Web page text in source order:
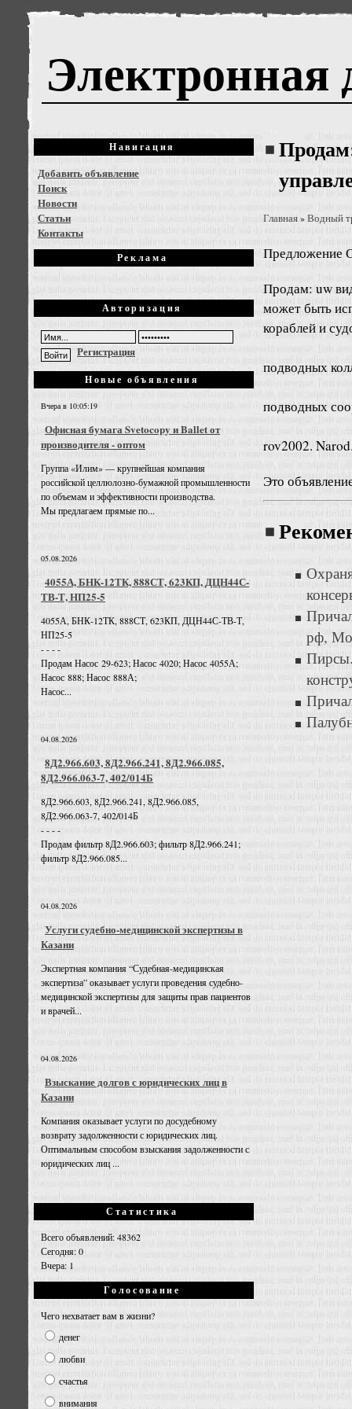
Электронная
Навигация
Добавить объявление
Поиск
Новости
Статьи
Контакты
Реклама
Авторизация
Регистрация
Новые объявления
Вчера в 10:05:19
Офисная бумага Svetocopy и Ballet от
производителя - оптом
Группа «Илим» — крупнейшая компания
российской целлюлозно-бумажной промышленности
по объемам и эффективности производства.
Мы предлагаем прямые по...
05.08.2026
4055А, БНК-12ТК, 888СТ, 623КП, ДЦН44С-
ТВ-Т, НП25-5
4055А, БНК-12ТК, 888СТ, 623КП, ДЦН44С-ТВ-Т,
НП25-5
- - - -
Продам Насос 29-623; Насос 4020; Насос 4055А;
Насос 888; Насос 888А;
Насос...
04.08.2026
8Д2.966.603, 8Д2.966.241, 8Д2.966.085,
8Д2.966.063-7, 402/014Б
8Д2.966.603, 8Д2.966.241, 8Д2.966.085,
8Д2.966.063-7, 402/014Б
- - - -
Продам фильтр 8Д2.966.603; фильтр 8Д2.966.241;
фильтр 8Д2.966.085...
04.08.2026
Услуги судебно-медицинской экспертизы в
Казани
Экспертная компания “Судебная-медицинская
экспертиза” оказывает услуги проведения судебно-
медицинской экспертизы для защиты прав пациентов
и врачей...
04.08.2026
Взыскание долгов с юридических лиц в
Казани
Компания оказывает услуги по досудебному
возврату задолженности с юридических лиц.
Оптимальным способом взыскания задолженности с
юридических лиц ...
Статистика
Всего объявлений: 48362
Сегодня: 0
Вчера: 1
Голосование
Чего нехватает вам в жизни?
денег
любви
счастья
внимания
Главная»Водный
Предложение
Продам: uw
может быть
кораблей и
подводных
подводных
rov2002.
Это
рф,